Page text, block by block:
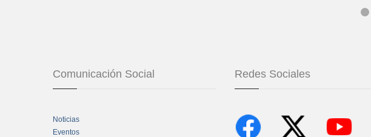
Comunicación Social
Noticias
Eventos
Redes Sociales